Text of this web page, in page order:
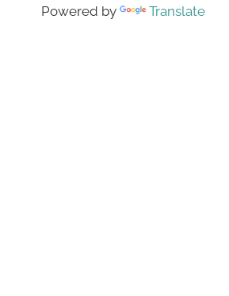
Powered by Translate